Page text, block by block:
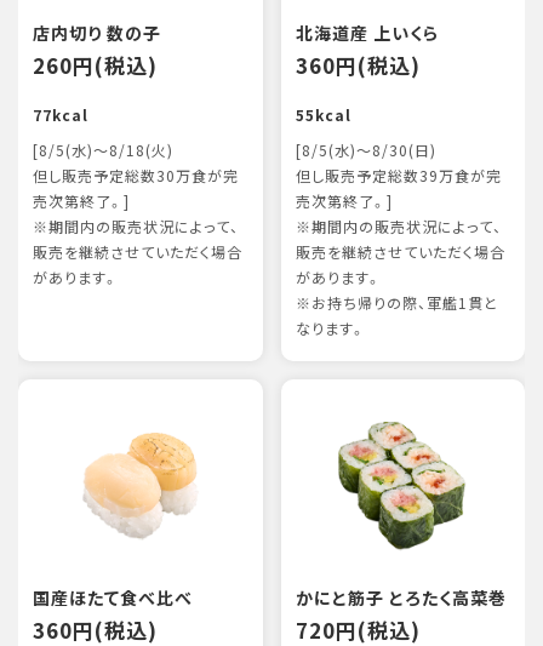
店内切り 数の子
260円(税込)
77kcal
[8/5(水)～8/18(火)
但し販売予定総数30万食が完
売次第終了。]
※期間内の販売状況によって、
販売を継続させていただく場合
があります。
北海道産 上いくら
360円(税込)
55kcal
[8/5(水)～8/30(日)
但し販売予定総数39万食が完
売次第終了。]
※期間内の販売状況によって、
販売を継続させていただく場合
があります。
※お持ち帰りの際、軍艦1貫と
なります。
国産ほたて食べ比べ
360円(税込)
かにと筋子 とろたく高菜巻
720円(税込)